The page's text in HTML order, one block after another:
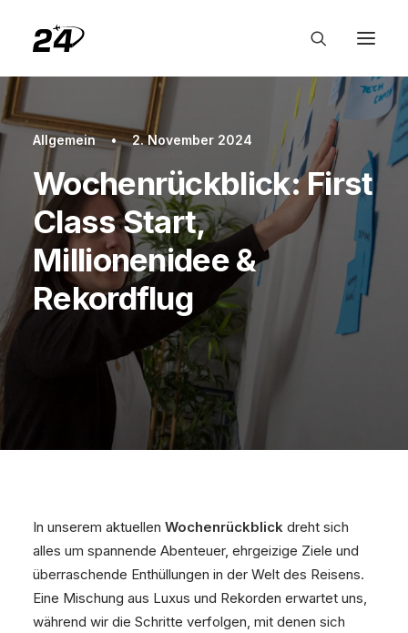
Allgemein • 2. November 2024
Wochenrückblick: First
Class Start,
Millionenidee &
Rekordflug
In unserem aktuellen Wochenrückblick dreht sich
alles um spannende Abenteuer, ehrgeizige Ziele und
überraschende Enthüllungen in der Welt des Reisens.
Eine Mischung aus Luxus und Rekorden erwartet uns,
während wir die Schritte verfolgen, mit denen sich